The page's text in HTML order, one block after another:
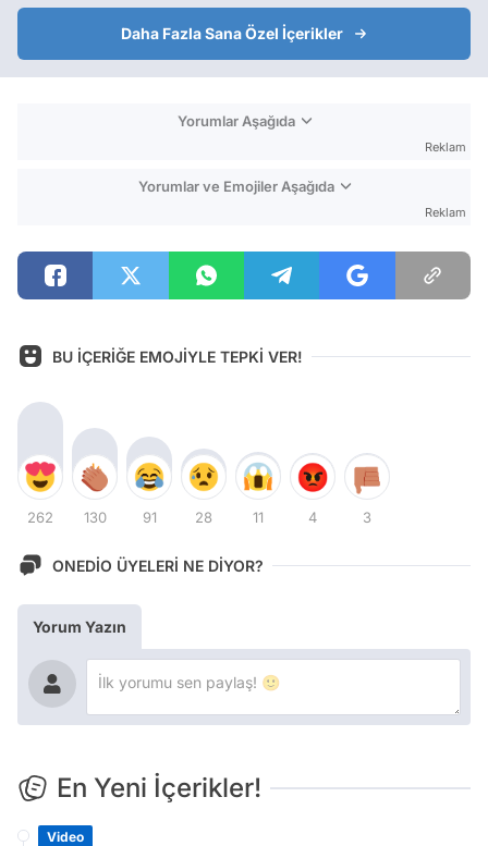
Daha Fazla Sana Özel İçerikler
Yorumlar Aşağıda
Reklam
Yorumlar ve Emojiler Aşağıda
Reklam
BU İÇERİĞE EMOJİYLE TEPKİ VER!
262 130 91 28 11 4 3
ONEDİO ÜYELERİ NE DİYOR?
Yorum Yazın
En Yeni İçerikler!
Video